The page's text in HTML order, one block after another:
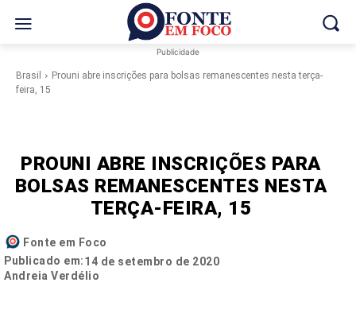
Publicidade
Brasil
Prouni abre inscrições para bolsas remanescentes nesta terça-
feira, 15
PROUNI ABRE INSCRIÇÕES PARA
BOLSAS REMANESCENTES NESTA
TERÇA-FEIRA, 15
Fonte em Foco
Publicado em:14 de setembro de 2020
Andreia Verdélio